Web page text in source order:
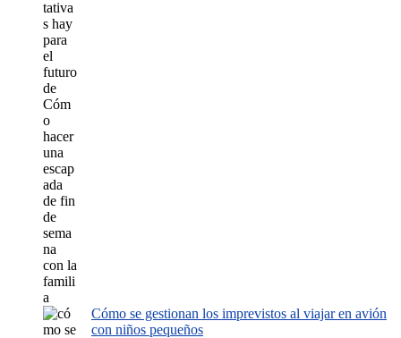
Cómo se gestionan los imprevistos al viajar en avión
con niños pequeños